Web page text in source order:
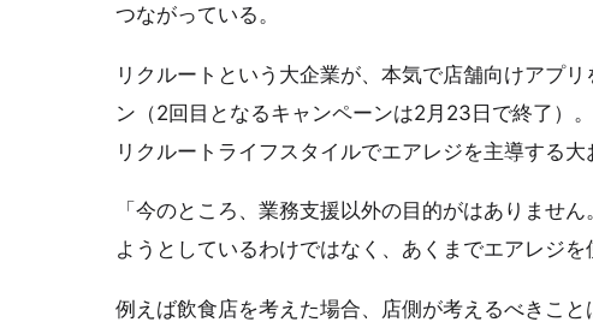
つながっている。
リクルートという大企業が、本気で店舗向けアプ
ン（2回目となるキャンペーンは2月23日で終了）
リクルートライフスタイルでエアレジを主導する
「今のところ、業務支援以外の目的がはありませ
ようとしているわけではなく、あくまでエアレジを
例えば飲食店を考えた場合、店側が考えるべきこ